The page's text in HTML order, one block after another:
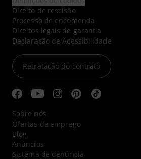
Direito de rescisão
Processo de encomenda
Direitos legais de garantia
Declaração de Acessibilidade
Retratação do contrato
Sobre nós
Ofertas de emprego
Blog
Anúncios
Sistema de denúncia